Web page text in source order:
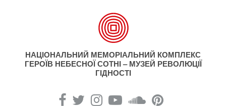
НАЦІОНАЛЬНИЙ МЕМОРІАЛЬНИЙ КОМПЛЕКС
ГЕРОЇВ НЕБЕСНОЇ СОТНІ – МУЗЕЙ РЕВОЛЮЦІЇ
ГІДНОСТІ